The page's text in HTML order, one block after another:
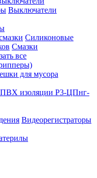
Выключатели
Силиконовые
Смазки
все
для мусора
ПВХ изоляции Р3-ЦПнг-
Видеорегистраторы